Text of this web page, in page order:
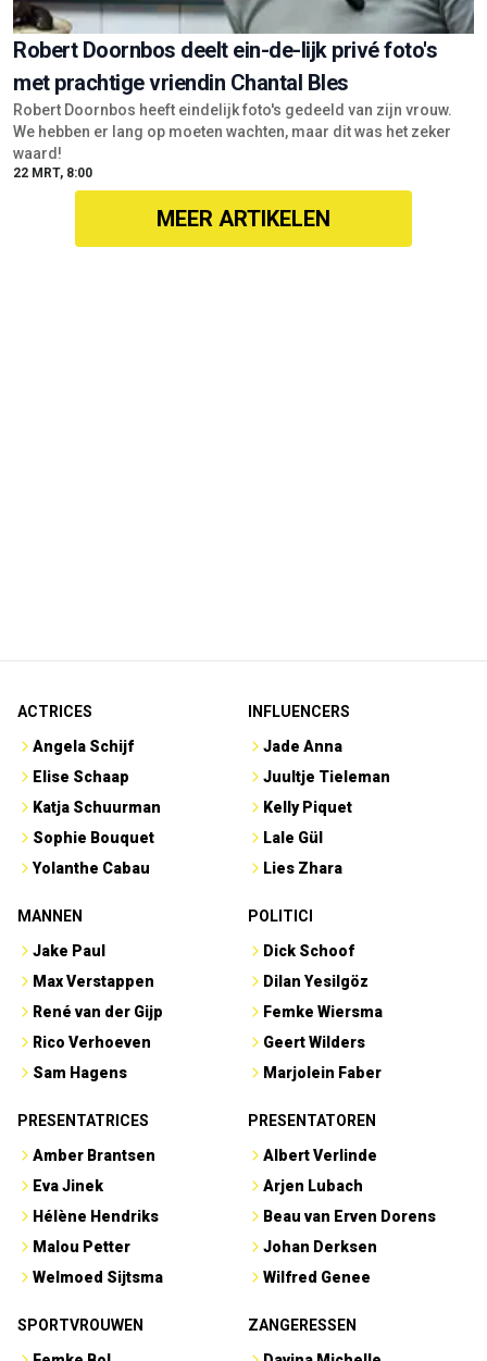
Robert Doornbos deelt ein-de-lijk privé foto's
met prachtige vriendin Chantal Bles
Robert Doornbos heeft eindelijk foto's gedeeld van zijn vrouw.
We hebben er lang op moeten wachten, maar dit was het zeker
waard!
22 MRT, 8:00
MEER ARTIKELEN
ACTRICES
Angela Schijf
Elise Schaap
Katja Schuurman
Sophie Bouquet
Yolanthe Cabau
INFLUENCERS
Jade Anna
Juultje Tieleman
Kelly Piquet
Lale Gül
Lies Zhara
MANNEN
Jake Paul
Max Verstappen
René van der Gijp
Rico Verhoeven
Sam Hagens
POLITICI
Dick Schoof
Dilan Yesilgöz
Femke Wiersma
Geert Wilders
Marjolein Faber
PRESENTATRICES
Amber Brantsen
Eva Jinek
Hélène Hendriks
Malou Petter
Welmoed Sijtsma
PRESENTATOREN
Albert Verlinde
Arjen Lubach
Beau van Erven Dorens
Johan Derksen
Wilfred Genee
SPORTVROUWEN
ZANGERESSEN